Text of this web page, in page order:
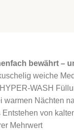
bewährt –
weiche
WASH
warmen Nächten
von
Mehrwert